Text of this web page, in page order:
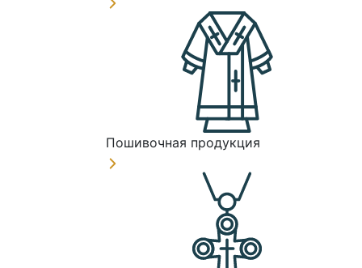
Пошивочная продукция